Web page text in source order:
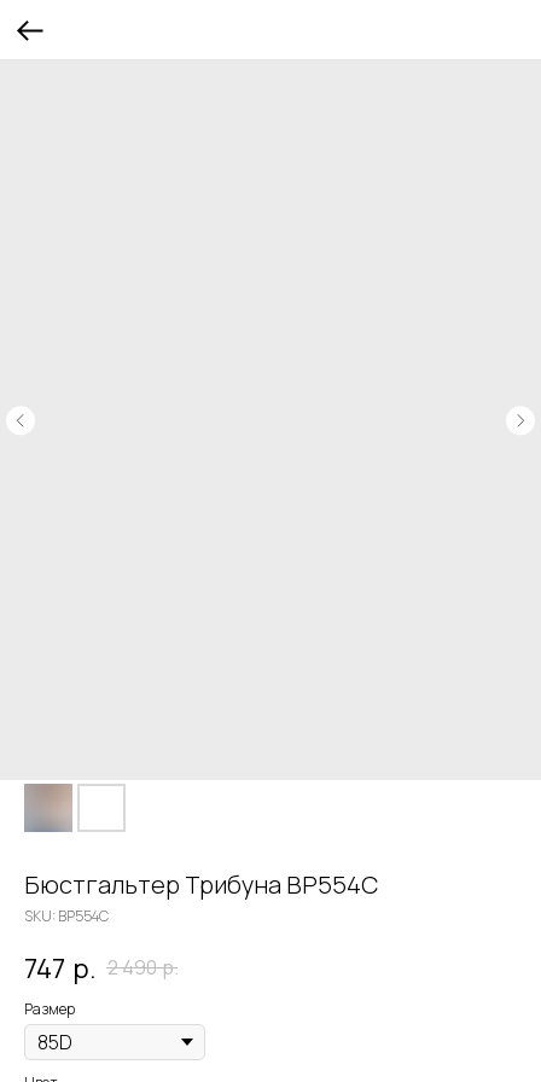
Бюстгальтер Трибуна BP554C
SKU: BP554C
747 р. 2 490р.
Размер